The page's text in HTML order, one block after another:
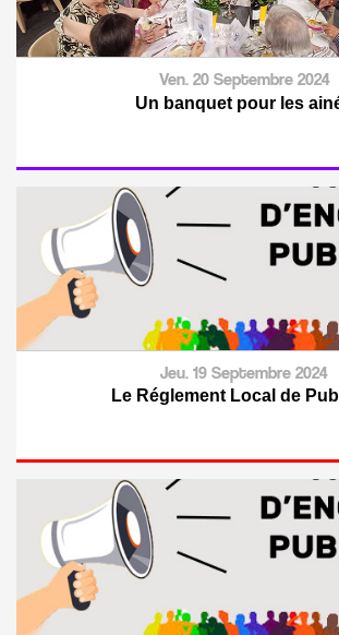
Ven. 20 Septembre 2024
Un banquet pour les
Jeu. 19 Septembre 2024
Le Réglement Local de